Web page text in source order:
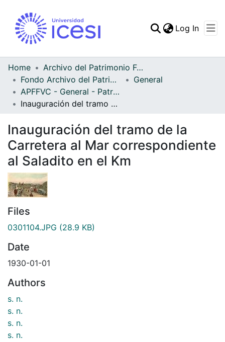
Statistics
Log In
Home
Archivo del Patrimonio Fotográfico y Fílmico del Valle del Cauca
Fondo Archivo del Patrimonio Fotográfico y Fílmico del Valle del Cauca
General
APFFVC - General - Patrimonial
Inauguración del tramo de la Carretera al Mar correspondiente al Saladito en el Km
Inauguración del tramo de la
Carretera al Mar correspondiente
al Saladito en el Km
Files
0301104.JPG (28.9 KB)
Date
1930-01-01
Authors
s. n.
s. n.
s. n.
s. n.